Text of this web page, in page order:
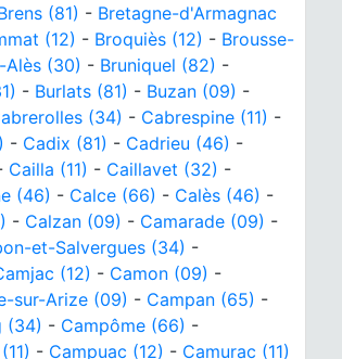
(81) - Bretagne-d'Armagnac
(12) - Broquiès (12) - Brousse-
Alès (30) - Bruniquel (82) -
- Burlats (81) - Buzan (09) -
(34) - Cabrespine (11) -
- Cadix (81) - Cadrieu (46) -
Cailla (11) - Caillavet (32) -
(46) - Calce (66) - Calès (46) -
- Calzan (09) - Camarade (09) -
et-Salvergues (34) -
(12) - Camon (09) -
sur-Arize (09) - Campan (65) -
(34) - Campôme (66) -
- Campuac (12) - Camurac (11)